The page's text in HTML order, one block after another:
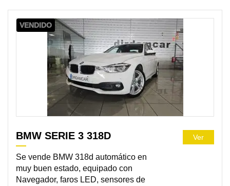
VENDIDO
BMW SERIE 3 318D
Se vende BMW 318d automático en
muy buen estado, equipado con
Navegador, faros LED, sensores de
Ver